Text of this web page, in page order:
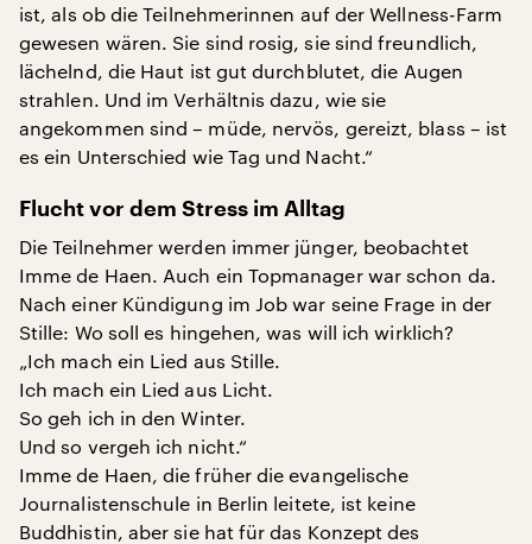
ist, als ob die Teilnehmerinnen auf der Wellness-Farm
gewesen wären. Sie sind rosig, sie sind freundlich,
lächelnd, die Haut ist gut durchblutet, die Augen
strahlen. Und im Verhältnis dazu, wie sie
angekommen sind – müde, nervös, gereizt, blass – ist
es ein Unterschied wie Tag und Nacht.“
Flucht vor dem Stress im Alltag
Die Teilnehmer werden immer jünger, beobachtet
Imme de Haen. Auch ein Topmanager war schon da.
Nach einer Kündigung im Job war seine Frage in der
Stille: Wo soll es hingehen, was will ich wirklich?
„Ich mach ein Lied aus Stille.
Ich mach ein Lied aus Licht.
So geh ich in den Winter.
Und so vergeh ich nicht.“
Imme de Haen, die früher die evangelische
Journalistenschule in Berlin leitete, ist keine
Buddhistin, aber sie hat für das Konzept des